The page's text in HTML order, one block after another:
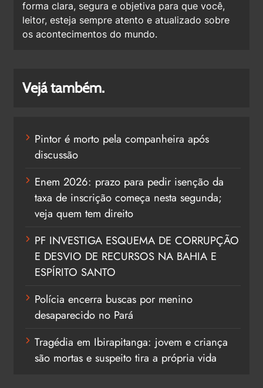
forma clara, segura e objetiva para que você,
leitor, esteja sempre atento e atualizado sobre
os acontecimentos do mundo.
Vejá também.
Pintor é morto pela companheira após
discussão
Enem 2026: prazo para pedir isenção da
taxa de inscrição começa nesta segunda;
veja quem tem direito
PF INVESTIGA ESQUEMA DE CORRUPÇÃO
E DESVIO DE RECURSOS NA BAHIA E
ESPÍRITO SANTO
Polícia encerra buscas por menino
desaparecido no Pará
Tragédia em Ibirapitanga: jovem e criança
são mortas e suspeito tira a própria vida